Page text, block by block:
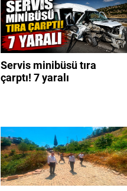
Servis minibüsü tıra
çarptı! 7 yaralı